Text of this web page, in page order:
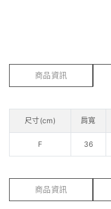
商品資訊
尺寸(cm) 肩寬
F 36
商品資訊